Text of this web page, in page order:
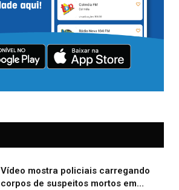
Vídeo mostra policiais carregando
corpos de suspeitos mortos em